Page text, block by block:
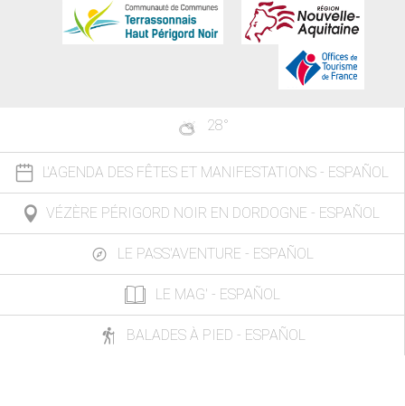
28°
L'AGENDA DES FÊTES ET MANIFESTATIONS - ESPAÑOL
VÉZÈRE PÉRIGORD NOIR EN DORDOGNE - ESPAÑOL
LE PASS'AVENTURE - ESPAÑOL
LE MAG' - ESPAÑOL
BALADES À PIED - ESPAÑOL